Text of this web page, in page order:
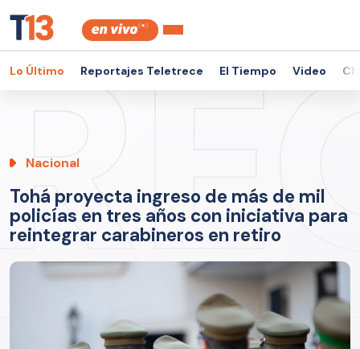
Lo Último Reportajes Teletrece El Tiempo Video
Nacional
Tohá proyecta ingreso de más de mil
policías en tres años con iniciativa para
reintegrar carabineros en retiro